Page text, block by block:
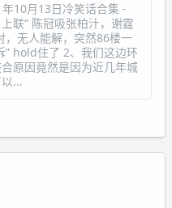
10月13日冷笑话合集 -
联“ 陈冠吸张柏汁，谢霆
，无人能解，突然86楼一
” hold住了 2、我们这边环
原因竟然是因为近几年城
...